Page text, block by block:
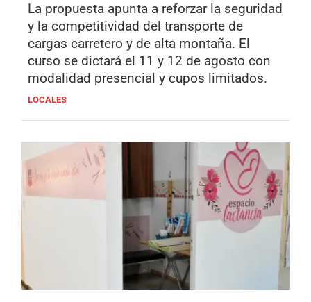
La propuesta apunta a reforzar la seguridad
y la competitividad del transporte de
cargas carretero y de alta montaña. El
curso se dictará el 11 y 12 de agosto con
modalidad presencial y cupos limitados.
LOCALES